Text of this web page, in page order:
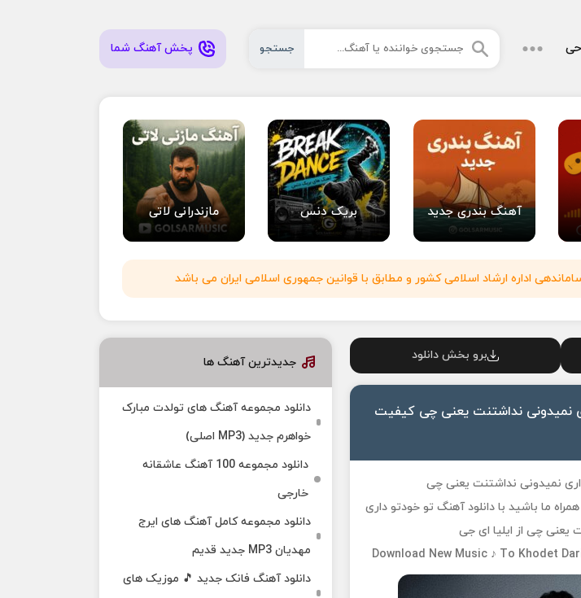
جستجو پخش آهنگ شما
آهنگ بندری جدید بریک دنس مازندرانی لاتی
اداره ارشاد اسلامی کشور و مطابق با قوانین جمهوری اسلامی ایران می باشد
برو بخش دانلود
نمیدونی نداشتنت یعنی چی کیفیت
نمیدونی نداشتنت یعنی چی
ما باشید با دانلود آهنگ تو خودتو داری
یعنی چی از ایلیا ای جی
Download New Music ♪ To Khodet
جدیدترین آهنگ ها
دانلود مجموعه آهنگ های تولدت مبارک
خواهرم جدید (MP3 اصلی)
دانلود مجموعه 100 آهنگ عاشقانه
خارجی
دانلود مجموعه کامل آهنگ های ایرج
مهدیان MP3 جدید قدیم
دانلود آهنگ فانک جدید 🎵 موزیک‌ های